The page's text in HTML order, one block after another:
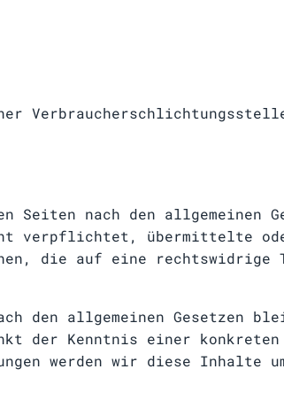
nach den allgemeinen
verpflichtet, übermittelte
die auf eine
den allgemeinen Gesetzen
der Kenntnis einer konkreten
werden wir diese Inhalte